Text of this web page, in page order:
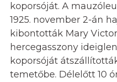
koporsóját. A
1925. november 2-án
kibontották Mary
hercegasszony
koporsóját
temetőbe. Délelőtt 10